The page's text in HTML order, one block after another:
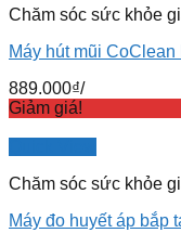
Chăm sóc sức khỏe
Máy hút mũi
889.000₫/
Giảm giá!
Chăm sóc sức khỏe
Máy đo huyết áp bắp